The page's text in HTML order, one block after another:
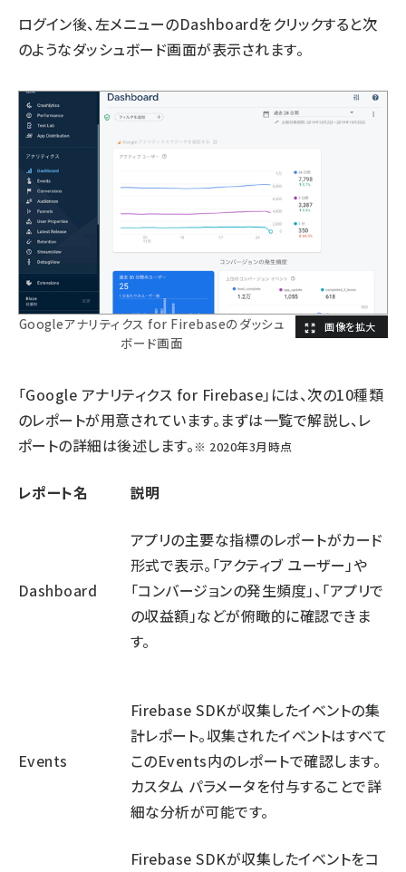
ログイン後、左メニューのDashboardをクリックすると次
のようなダッシュボード画面が表示されます。
Googleアナリティクス for Firebaseのダッシュ
ボード画面
「Google アナリティクス for Firebase」には、次の10種類
のレポートが用意されています。まずは一覧で解説し、レ
ポートの詳細は後述します。 ※ 2020年3月時点
レポート名 説明
Dashboard
アプリの主要な指標のレポートがカード
形式で表示。「アクティブ ユーザー」や
「コンバージョンの発生頻度」、「アプリで
の収益額」などが俯瞰的に確認できま
す。
Events
Firebase SDKが収集したイベントの集
計レポート。収集されたイベントはすべて
このEvents内のレポートで確認します。
カスタム パラメータを付与することで詳
細な分析が可能です。
Firebase SDKが収集したイベントをコ